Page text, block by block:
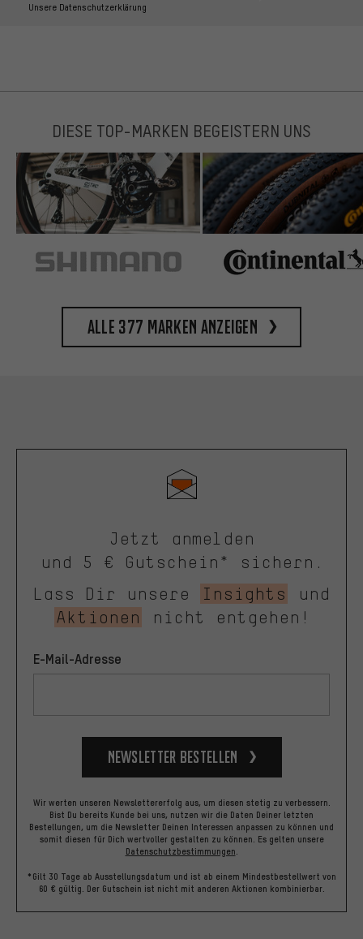
Unsere Datenschutzerklärung
DIESE TOP-MARKEN BEGEISTERN UNS
Alle 377 Marken anzeigen
Jetzt anmelden
und 5 € Gutschein* sichern.
Lass Dir unsere
Insights
und
Aktionen
nicht entgehen!
E-Mail-Adresse
Newsletter bestellen
Wir werten unseren Newslettererfolg aus, um diesen stetig zu verbessern.
Bist Du bereits Kunde bei uns, nutzen wir die Daten Deiner letzten
Bestellungen, um die Newsletter Deinen Interessen anpassen zu können und
somit diesen für Dich wertvoller gestalten zu können. Es gelten unsere
Datenschutzbestimmungen.
*Gilt 30 Tage ab Ausstellungsdatum und ist ab einem Mindestbestellwert von
60 € gültig. Der Gutschein ist nicht mit anderen Aktionen kombinierbar.